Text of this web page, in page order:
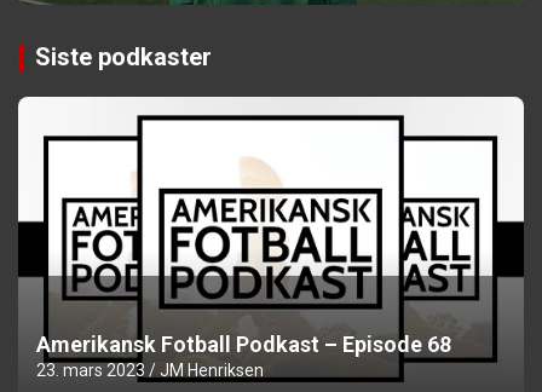
Siste podkaster
Amerikansk Fotball Podkast – Episode 68
23. mars 2023 JM Henriksen